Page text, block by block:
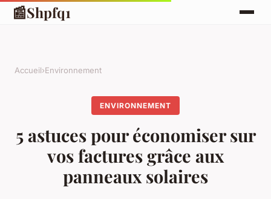
📰Shpfq1
Accueil›Environnement
ENVIRONNEMENT
5 astuces pour économiser sur
vos factures grâce aux
panneaux solaires